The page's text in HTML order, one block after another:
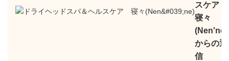
スケア
寝々
(Nen'ne)
からの返
信